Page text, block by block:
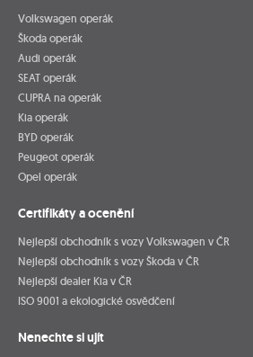
Volkswagen operák
Škoda operák
Audi operák
SEAT operák
CUPRA na operák
Kia operák
BYD operák
Peugeot operák
Opel operák
Certifikáty a ocenění
Nejlepší obchodník s vozy Volkswagen v ČR
Nejlepší obchodník s vozy Škoda v ČR
Nejlepší dealer Kia v ČR
ISO 9001 a ekologické osvědčení
Nenechte si ujít